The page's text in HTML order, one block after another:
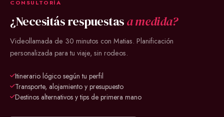
CONSULTORÍA
¿Necesitás respuestasa medida?
Videollamada de 30 minutos con Matias. Planificación
personalizada para tu viaje, sin rodeos.
Itinerario lógico según tu perfil
Transporte, alojamiento y presupuesto
Destinos alternativos y tips de primera mano